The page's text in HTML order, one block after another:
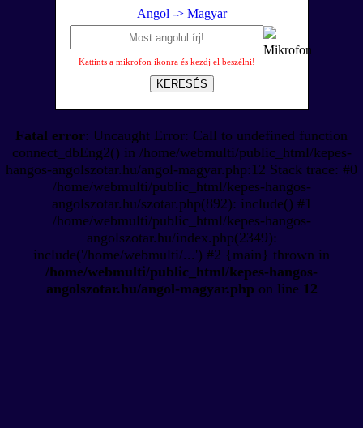
Angol -> Magyar
Kattints a mikrofon ikonra és kezdj el beszélni!
KERESÉS
Fatal error: Uncaught Error: Call to undefined function
connect_dbEng2() in /home/webmulti/public_html/kepes-
hangos-angolszotar.hu/angol-magyar.php:12 Stack trace: #0
/home/webmulti/public_html/kepes-hangos-
angolszotar.hu/szotar.php(892): include() #1
/home/webmulti/public_html/kepes-hangos-
angolszotar.hu/index.php(2349):
include('/home/webmulti/...') #2 {main} thrown in
/home/webmulti/public_html/kepes-hangos-
angolszotar.hu/angol-magyar.php on line 12